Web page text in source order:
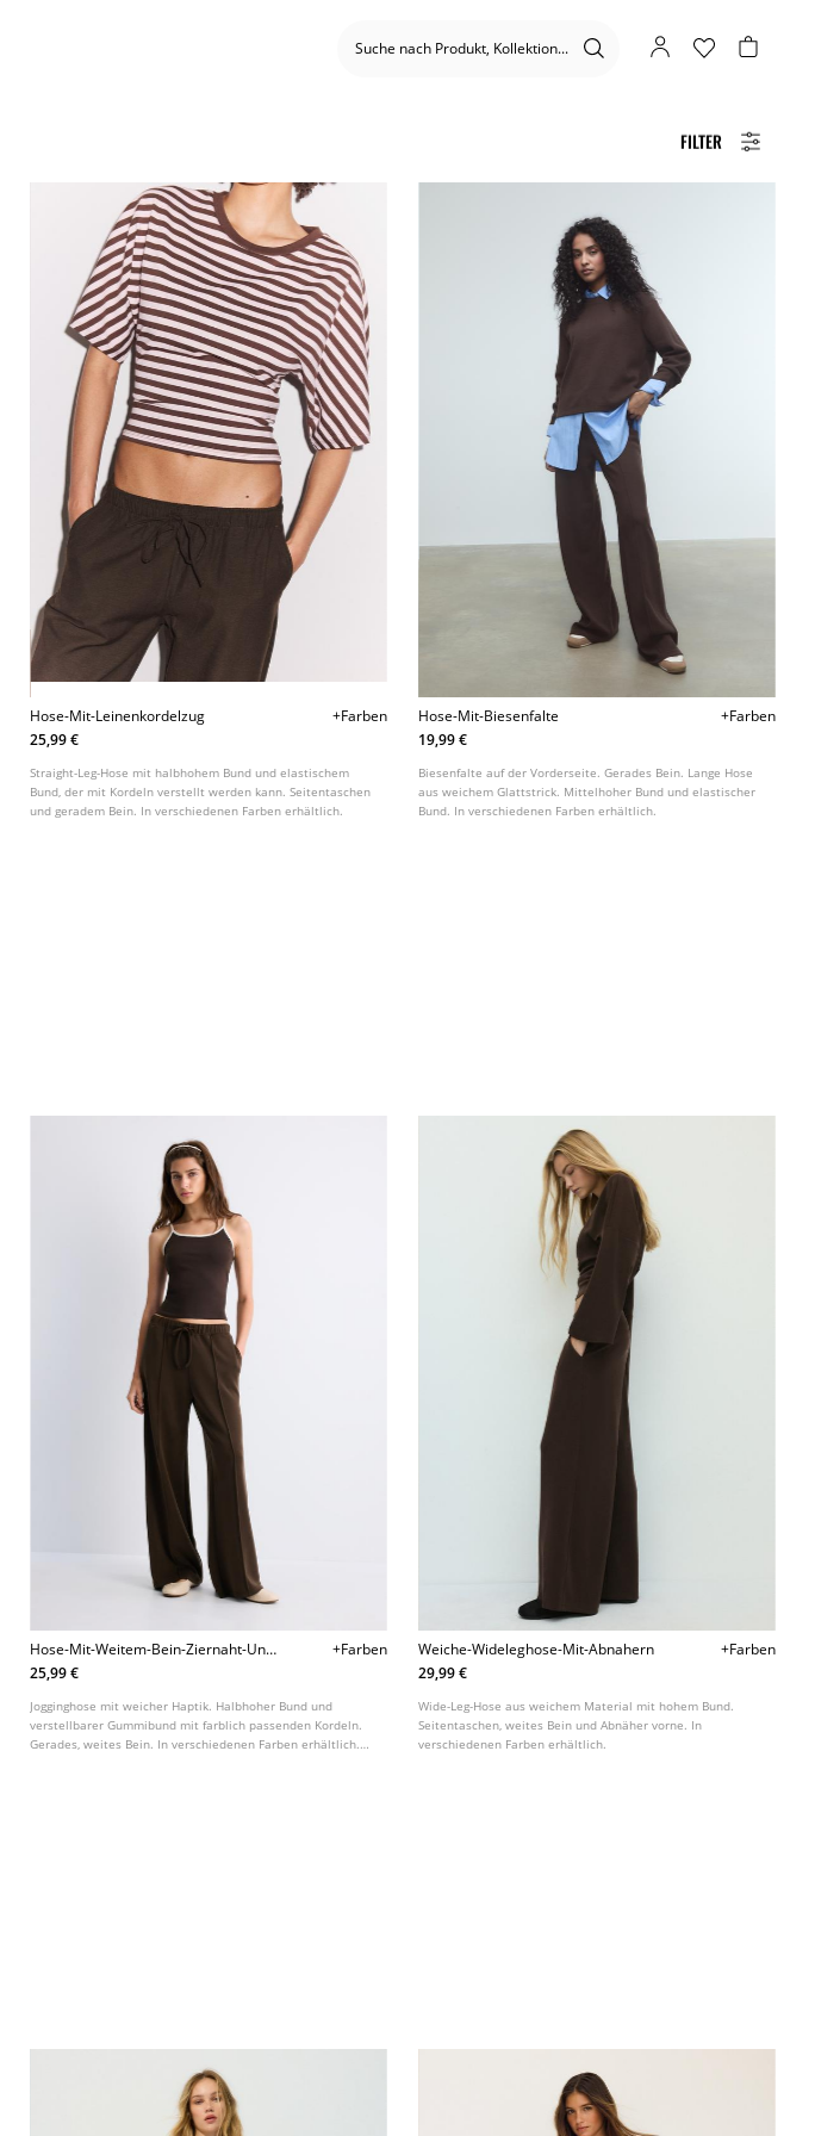
FILTER
Hose-Mit-Leinenkordelzug
+Farben
25,99 €
Straight-Leg-Hose mit halbhohem Bund und elastischem
Bund, der mit Kordeln verstellt werden kann. Seitentaschen
und geradem Bein. In verschiedenen Farben erhältlich.
Hose-Mit-Biesenfalte
+Farben
19,99 €
Biesenfalte auf der Vorderseite. Gerades Bein. Lange Hose
aus weichem Glattstrick. Mittelhoher Bund und elastischer
Bund. In verschiedenen Farben erhältlich.
Hose-Mit-Weitem-Bein-Ziernaht-Und-
Weicher-Haptik
+Farben
25,99 €
Jogginghose mit weicher Haptik. Halbhoher Bund und
verstellbarer Gummibund mit farblich passenden Kordeln.
Gerades, weites Bein. In verschiedenen Farben erhältlich.
Weiche-Wideleghose-Mit-Abnahern
+Farben
29,99 €
Wide-Leg-Hose aus weichem Material mit hohem Bund.
Seitentaschen, weites Bein und Abnäher vorne. In
verschiedenen Farben erhältlich.